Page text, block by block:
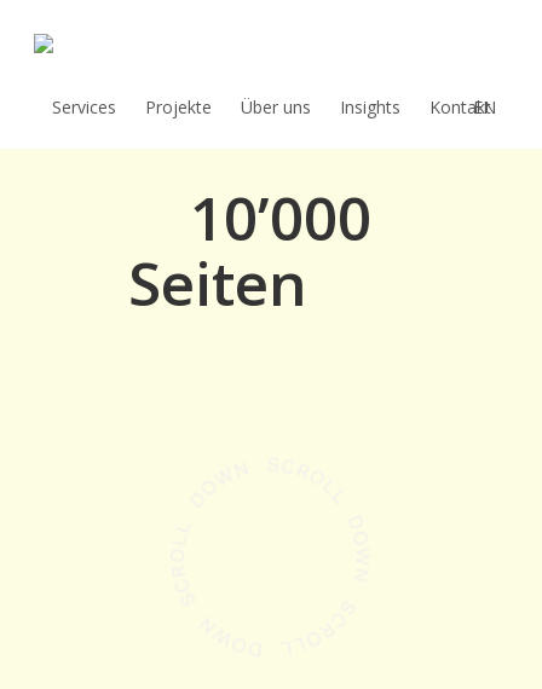
contentServices Projekte Über uns Insights Kontakt
EN
KI-Prototyp
10’000
Seiten